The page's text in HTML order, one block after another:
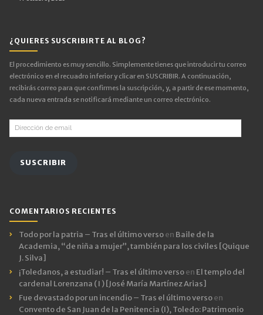
¿QUIERES SUSCRIBIRTE AL BLOG?
El procedimiento es muy sencillo. Simplemente tienes que introducir tu correo
electrónico en el recuadro inferior y clicar en SUSCRIBIR. A continuación,
recibirás correo para que confirmes la suscripción, y, a partir de ese momento,
cada nueva entrada se notificará mediante un correo electrónico.
Dirección
de
SUSCRIBIR
COMENTARIOS RECIENTES
Todo por la patria – Tras el último versoen Baile de la
Academia, “de niña a mujer”, también para los civiles [Quique
J. Silva]
¡Toledanos, a estudiar! – Tras el último versoen El templo del
cardenal Lorenzana ( I ) [José María Martínez Arias]
Fue devastado por un incendio – Tras el último versoen
Convento de San Juan de la Penitencia (I), Toledo: Patrimonio